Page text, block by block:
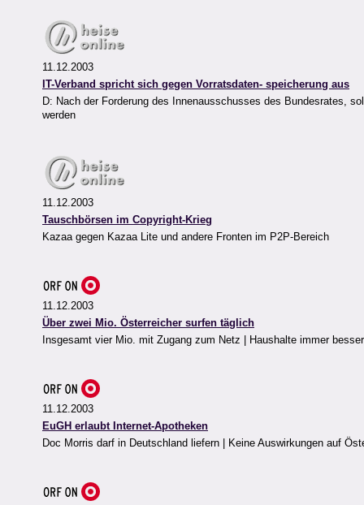
11.12.2003
IT-Verband spricht sich gegen Vorratsdaten- speicherung aus
D: Nach der Forderung des Innenausschusses des Bundesrates,
werden
11.12.2003
Tauschbörsen im Copyright-Krieg
Kazaa gegen Kazaa Lite und andere Fronten im P2P-Bereich
11.12.2003
Über zwei Mio. Österreicher surfen täglich
Insgesamt vier Mio. mit Zugang zum Netz | Haushalte immer
11.12.2003
EuGH erlaubt Internet-Apotheken
Doc Morris darf in Deutschland liefern | Keine Auswirkungen auf